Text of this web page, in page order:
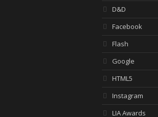
D&D
Facebook
Flash
Google
HTML5
Instagram
LIA Awards